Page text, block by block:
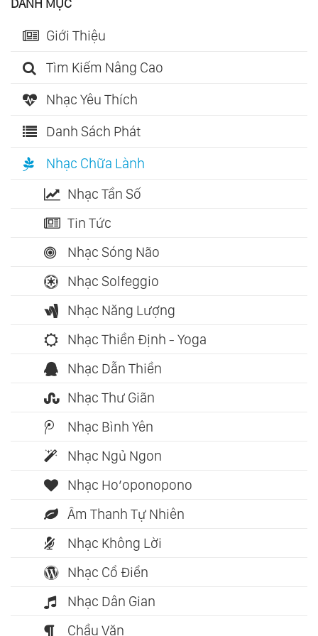
DANH MỤC
Giới Thiệu
Tìm Kiếm Nâng Cao
Nhạc Yêu Thích
Danh Sách Phát
Nhạc Chữa Lành
Nhạc Tần Số
Tin Tức
Nhạc Sóng Não
Nhạc Solfeggio
Nhạc Năng Lượng
Nhạc Thiền Định - Yoga
Nhạc Dẫn Thiền
Nhạc Thư Giãn
Nhạc Bình Yên
Nhạc Ngủ Ngon
Nhạc Ho’oponopono
Âm Thanh Tự Nhiên
Nhạc Không Lời
Nhạc Cổ Điển
Nhạc Dân Gian
Chầu Văn